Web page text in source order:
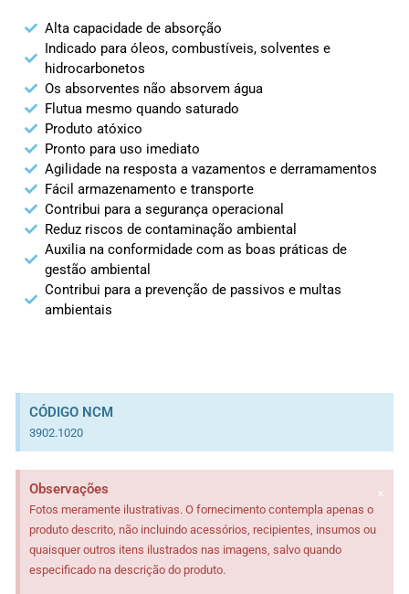
Alta capacidade de absorção
Indicado para óleos, combustíveis, solventes e
hidrocarbonetos
Os absorventes não absorvem água
Flutua mesmo quando saturado
Produto atóxico
Pronto para uso imediato
Agilidade na resposta a vazamentos e derramamentos
Fácil armazenamento e transporte
Contribui para a segurança operacional
Reduz riscos de contaminação ambiental
Auxilia na conformidade com as boas práticas de
gestão ambiental
Contribui para a prevenção de passivos e multas
ambientais
CÓDIGO NCM
3902.1020
Observações
Fotos meramente ilustrativas. O fornecimento contempla apenas o
produto descrito, não incluindo acessórios, recipientes, insumos ou
quaisquer outros itens ilustrados nas imagens, salvo quando
especificado na descrição do produto.
×